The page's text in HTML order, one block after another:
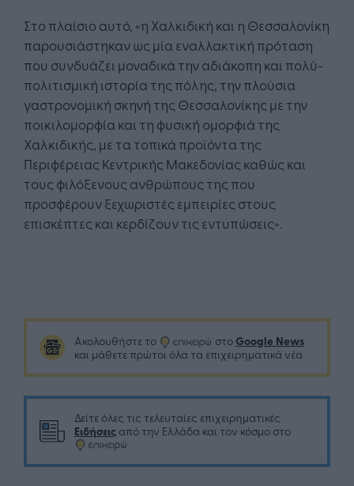
Στο πλαίσιο αυτό, «η Χαλκιδική και η Θεσσαλονίκη
παρουσιάστηκαν ως μία εναλλακτική πρόταση
που συνδυάζει μοναδικά την αδιάκοπη και πολύ-
πολιτισμική ιστορία της πόλης, την πλούσια
γαστρονομική σκηνή της Θεσσαλονίκης με την
ποικιλομορφία και τη φυσική ομορφιά της
Χαλκιδικής, με τα τοπικά προϊόντα της
Περιφέρειας Κεντρικής Μακεδονίας καθώς και
τους φιλόξενους ανθρώπους της που
προσφέρουν ξεχωριστές εμπειρίες στους
επισκέπτες και κερδίζουν τις εντυπώσεις».
Ακολουθήστε το στο Google News
και μάθετε πρώτοι όλα τα επιχειρηματικά νέα
Δείτε όλες τις τελευταίες επιχειρηματικές
Ειδήσεις από την Ελλάδα και τον κόσμο στο